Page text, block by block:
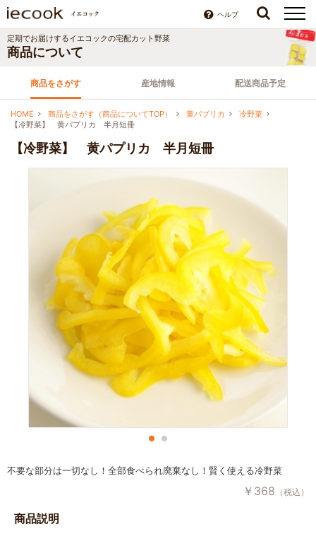
ヘルプ
商品をさがす 産地情報 配送商品予定
定期でお届けするイエコックの宅配カット野菜
商品について
HOME 商品をさがす（商品についてTOP） 黄パプリカ
冷野菜
【冷野菜】 黄パプリカ 半月短冊
【冷野菜】 黄パプリカ 半月短冊
不要な部分は一切なし！全部食べられ廃棄なし！賢く使える冷野菜
￥ 368 （税込）
商品説明